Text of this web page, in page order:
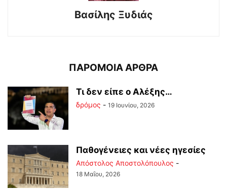
Βασίλης Ξυδιάς
ΠΑΡΟΜΟΙΑ ΑΡΘΡΑ
Tι δεν είπε ο Αλέξης…
δρόμος - 19 Ιουνίου, 2026
Παθογένειες και νέες ηγεσίες
Απόστολος Αποστολόπουλος -
18 Μαΐου, 2026